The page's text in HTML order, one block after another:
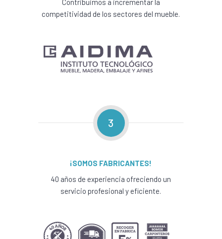
Contribuimos a incrementar la
competitividad de los sectores del mueble.
3
¡SOMOS FABRICANTES!
40 años de experiencia ofreciendo un
servicio profesional y eficiente.